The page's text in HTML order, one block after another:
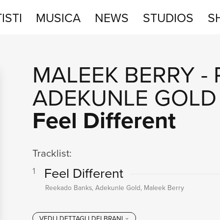
MUSICA NEWS STUDIOS
MALEEK BERRY -
ADEKUNLE GOLD
Feel Different
Tracklist:
1 Feel Different
Reekado Banks, Adekunle Gold, Maleek Berry
SHOP